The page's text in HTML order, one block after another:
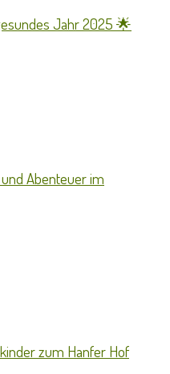
Jahr 2025 🌟
Abenteuer im
zum Hanfer Hof